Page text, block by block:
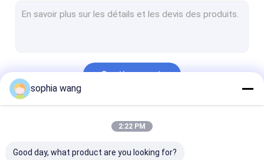
Velours Sofa Fabric
Jacquard Sofa Fabric
Continuer
sophia wang
2:22 PM
Good day, what product are you looking for?